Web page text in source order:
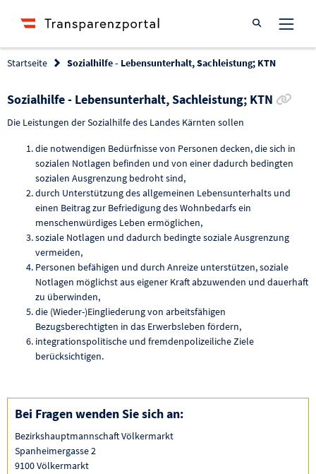
Suche öffnen
Startseite Sozialhilfe - Lebensunterhalt, Sachleistung; KTN
Sozialhilfe - Lebensunterhalt, Sachleistung; KTN
Die Leistungen der Sozialhilfe des Landes Kärnten sollen
die notwendigen Bedürfnisse von Personen decken, die sich in
sozialen Notlagen befinden und von einer dadurch bedingten
sozialen Ausgrenzung bedroht sind,
durch Unterstützung des allgemeinen Lebensunterhalts und
einen Beitrag zur Befriedigung des Wohnbedarfs ein
menschenwürdiges Leben ermöglichen,
soziale Notlagen und dadurch bedingte soziale Ausgrenzung
vermeiden,
Personen befähigen und durch Anreize unterstützen, soziale
Notlagen möglichst aus eigener Kraft abzuwenden und dauerhaft
zu überwinden,
die (Wieder-)Eingliederung von arbeitsfähigen
Bezugsberechtigten in das Erwerbsleben fördern,
integrationspolitische und fremdenpolizeiliche Ziele
berücksichtigen.
Bei Fragen wenden Sie sich an:
Bezirkshauptmannschaft Völkermarkt
Spanheimergasse 2
9100 Völkermarkt